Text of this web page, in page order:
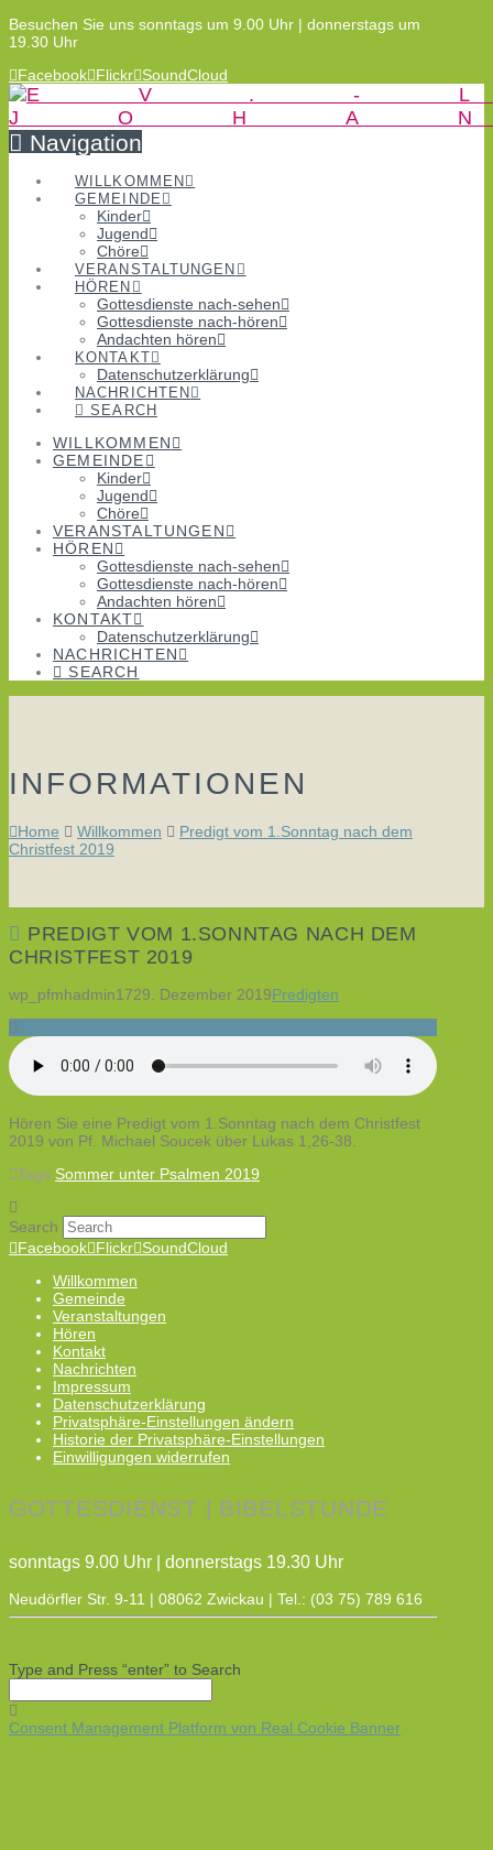
Besuchen Sie uns sonntags um 9.00 Uhr | donnerstags um
19.30 Uhr
Facebook Flickr SoundCloud
Navigation
WILLKOMMEN
GEMEINDE
Kinder
Jugend
Chöre
VERANSTALTUNGEN
HÖREN
Gottesdienste nach-sehen
Gottesdienste nach-hören
Andachten hören
KONTAKT
Datenschutzerklärung
NACHRICHTEN
SEARCH
WILLKOMMEN
GEMEINDE
Kinder
Jugend
Chöre
VERANSTALTUNGEN
HÖREN
Gottesdienste nach-sehen
Gottesdienste nach-hören
Andachten hören
KONTAKT
Datenschutzerklärung
NACHRICHTEN
SEARCH
INFORMATIONEN
Home Willkommen
Predigt vom 1.Sonntag nach dem
Christfest 2019
PREDIGT VOM 1.SONNTAG NACH DEM
CHRISTFEST 2019
wp_pfmhadmin1729. Dezember 2019Predigten
Hören Sie eine Predigt vom 1.Sonntag nach dem Christfest
2019 von Pf. Michael Soucek über Lukas 1,26-38.
Tags:Sommer unter Psalmen 2019
Search
Facebook Flickr SoundCloud
Willkommen
Gemeinde
Veranstaltungen
Hören
Kontakt
Nachrichten
Impressum
Datenschutzerklärung
Privatsphäre-Einstellungen ändern
Historie der Privatsphäre-Einstellungen
Einwilligungen widerrufen
GOTTESDIENST | BIBELSTUNDE
sonntags 9.00 Uhr | donnerstags 19.30 Uhr
Neudörfler Str. 9-11 | 08062 Zwickau | Tel.: (03 75) 789 616
Type and Press “enter” to Search
Consent Management Platform von Real Cookie Banner